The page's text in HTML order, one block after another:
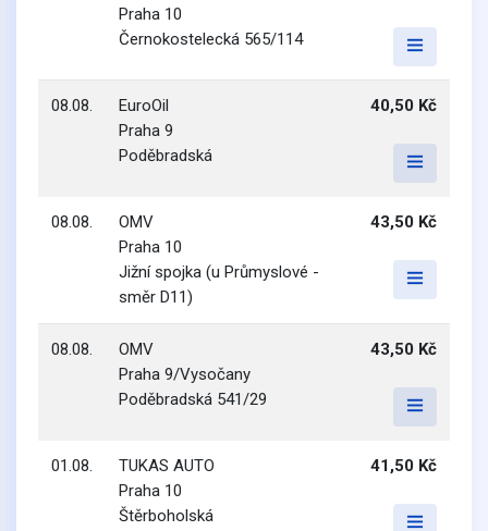
Praha 10
Černokostelecká 565/114
08.08.
EuroOil
Praha 9
Poděbradská
40,50 Kč
08.08.
OMV
Praha 10
Jižní spojka (u Průmyslové -
směr D11)
43,50 Kč
08.08.
OMV
Praha 9/Vysočany
Poděbradská 541/29
43,50 Kč
01.08.
TUKAS AUTO
Praha 10
Štěrboholská
41,50 Kč